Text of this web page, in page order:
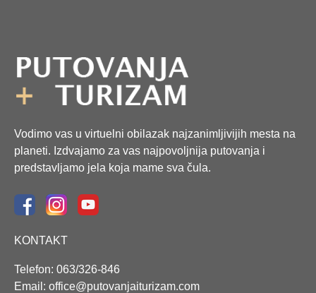
Vodimo vas u virtuelni obilazak najzanimljivijih mesta na
planeti. Izdvajamo za vas najpovoljnija putovanja i
predstavljamo jela koja mame sva čula.
KONTAKT
Telefon: 063/326-846
Email: office@putovanjaiturizam.com